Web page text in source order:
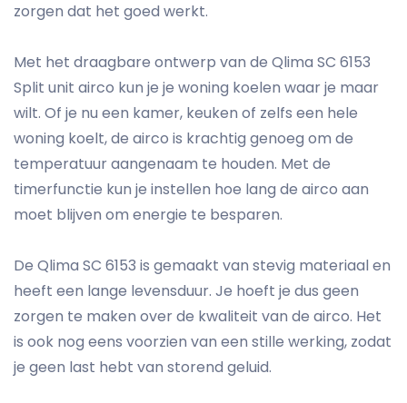
zorgen dat het goed werkt.
Met het draagbare ontwerp van de Qlima SC 6153
Split unit airco kun je je woning koelen waar je maar
wilt. Of je nu een kamer, keuken of zelfs een hele
woning koelt, de airco is krachtig genoeg om de
temperatuur aangenaam te houden. Met de
timerfunctie kun je instellen hoe lang de airco aan
moet blijven om energie te besparen.
De Qlima SC 6153 is gemaakt van stevig materiaal en
heeft een lange levensduur. Je hoeft je dus geen
zorgen te maken over de kwaliteit van de airco. Het
is ook nog eens voorzien van een stille werking, zodat
je geen last hebt van storend geluid.